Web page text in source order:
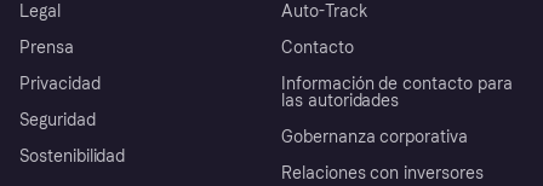
Legal
Prensa
Privacidad
Seguridad
Sostenibilidad
Auto-Track
Contacto
Información de contacto para
las autoridades
Gobernanza corporativa
Relaciones con inversores